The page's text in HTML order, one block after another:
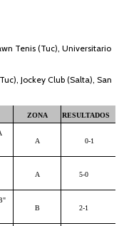
Tenis (Tuc), Universitario
Jockey Club (Salta), San
ZONA RESULTADOS
A 0-1
A 5-0
B 2-1